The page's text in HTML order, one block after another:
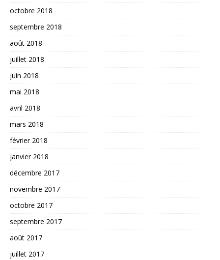
octobre 2018
septembre 2018
août 2018
juillet 2018
juin 2018
mai 2018
avril 2018
mars 2018
février 2018
janvier 2018
décembre 2017
novembre 2017
octobre 2017
septembre 2017
août 2017
juillet 2017